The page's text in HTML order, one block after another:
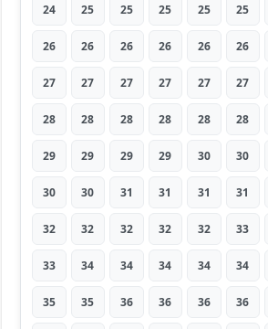
24 25 25 25 25 25
26 26 26 26 26 26
27 27 27 27 27 27
28 28 28 28 28 28
29 29 29 29 30 30
30 30 31 31 31 31
32 32 32 32 32 33
33 34 34 34 34 34
35 35 36 36 36 36